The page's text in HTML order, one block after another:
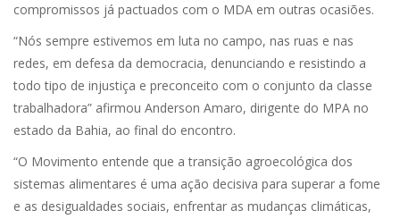
compromissos já pactuados com o MDA em outras ocasiões.
“Nós sempre estivemos em luta no campo, nas ruas e nas
redes, em defesa da democracia, denunciando e resistindo a
todo tipo de injustiça e preconceito com o conjunto da classe
trabalhadora” afirmou Anderson Amaro, dirigente do MPA no
estado da Bahia, ao final do encontro.
“O Movimento entende que a transição agroecológica dos
sistemas alimentares é uma ação decisiva para superar a fome
e as desigualdades sociais, enfrentar as mudanças climáticas,